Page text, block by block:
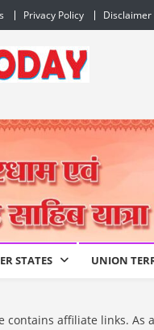
Privacy Policy Disclaimer
STATES UNION
contains affiliate links. As